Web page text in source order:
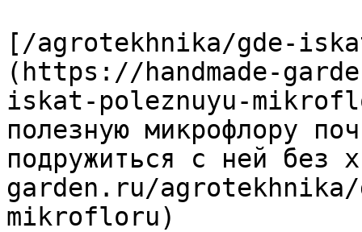
[/agrotekhnika/gde-
(https://handmade-
iskat-poleznuyu-
полезную микрофлору
подружиться с ней без
garden.ru/
mikrofloru)